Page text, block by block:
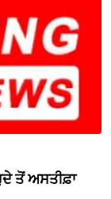
ਤੋਂ ਅਸਤੀਫ਼ਾ